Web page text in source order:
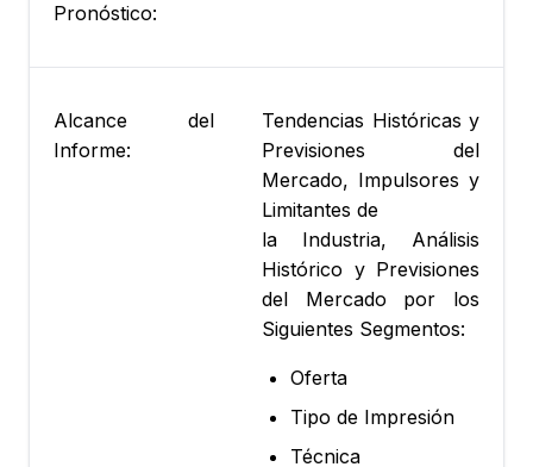
Pronóstico:
Alcance del
Informe:
Tendencias Históricas y
Previsiones del
Mercado, Impulsores y
Limitantes de
la Industria, Análisis
Histórico y Previsiones
del Mercado por los
Siguientes Segmentos:
Oferta
Tipo de Impresión
Técnica